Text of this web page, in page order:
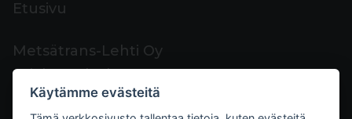
Etusivu
Metsätrans-Lehti Oy
Asiakaspalvelu
Yhteystiedot
Käytämme evästeitä